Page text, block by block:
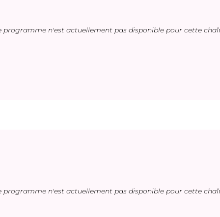
programme n'est actuellement pas disponible pour cette
programme n'est actuellement pas disponible pour cette